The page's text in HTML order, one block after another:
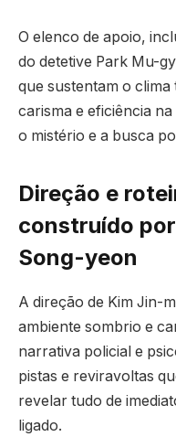
O elenco de apoio,
do detetive Park Mu-
que sustentam o clima
carisma e eficiência
o mistério e a busca
Direção e
construído
Song-yeon
A direção de Kim Jin-
ambiente sombrio e
narrativa policial e
pistas e reviravoltas
revelar tudo de
ligado.